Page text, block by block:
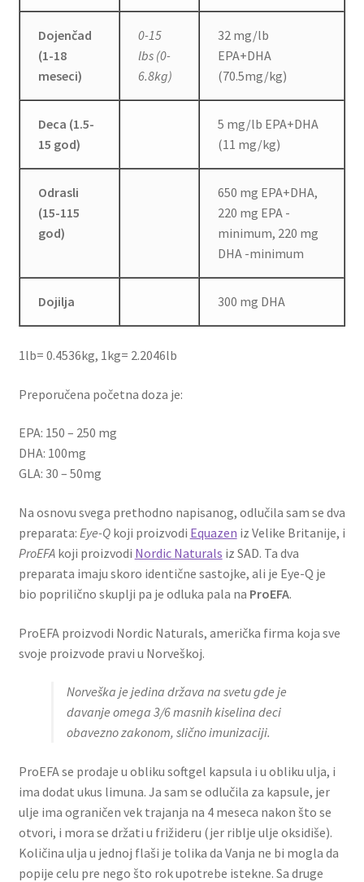
Dojenčad
(1-18
meseci)
0-15
lbs (0-
6.8kg)
32 mg/lb
EPA+DHA
(70.5mg/kg)
Deca (1.5-
15 god)
5 mg/lb EPA+DHA
(11 mg/kg)
Odrasli
(15-115
god)
650 mg EPA+DHA,
220 mg EPA -
minimum, 220 mg
DHA -minimum
Dojilja 300 mg DHA
1lb= 0.4536kg, 1kg= 2.2046lb
Preporučena početna doza je:
EPA: 150 – 250 mg
DHA: 100mg
GLA: 30 – 50mg
Na osnovu svega prethodno napisanog, odlučila sam se dva
preparata: Eye-Qkoji proizvodi Equazen iz Velike Britanije, i
ProEFAkoji proizvodi Nordic Naturals iz SAD. Ta dva
preparata imaju skoro identične sastojke, ali je Eye-Q je
bio poprilično skuplji pa je odluka pala na ProEFA.
ProEFA proizvodi Nordic Naturals, američka firma koja sve
svoje proizvode pravi u Norveškoj.
Norveška je jedina država na svetu gde je
davanje omega 3/6 masnih kiselina deci
obavezno zakonom, slično imunizaciji.
ProEFA se prodaje u obliku softgel kapsula i u obliku ulja, i
ima dodat ukus limuna. Ja sam se odlučila za kapsule, jer
ulje ima ograničen vek trajanja na 4 meseca nakon što se
otvori, i mora se držati u frižideru (jer riblje ulje oksidiše).
Količina ulja u jednoj flaši je tolika da Vanja ne bi mogla da
popije celu pre nego što rok upotrebe istekne. Sa druge